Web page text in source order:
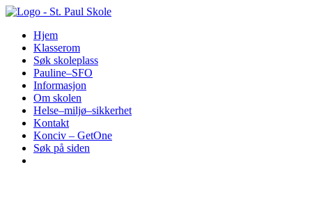
Hopp
innholdHjem
Klasserom
Søk skoleplass
Pauline–SFO
Informasjon
Om skolen
Helse–miljø–sikkerhet
Kontakt
Konciv – GetOne
Søk på siden